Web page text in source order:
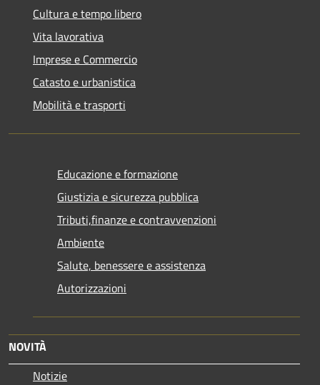
Cultura e tempo libero
Vita lavorativa
Imprese e Commercio
Catasto e urbanistica
Mobilità e trasporti
Educazione e formazione
Giustizia e sicurezza pubblica
Tributi,finanze e contravvenzioni
Ambiente
Salute, benessere e assistenza
Autorizzazioni
NOVITÀ
Notizie